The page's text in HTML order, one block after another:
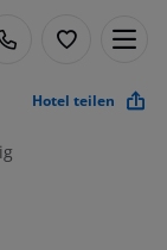
Hotel teilen